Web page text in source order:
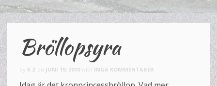
Bröllopsyra
by K Z on JUNI 19, 2010 with INGA KOMMENTARER